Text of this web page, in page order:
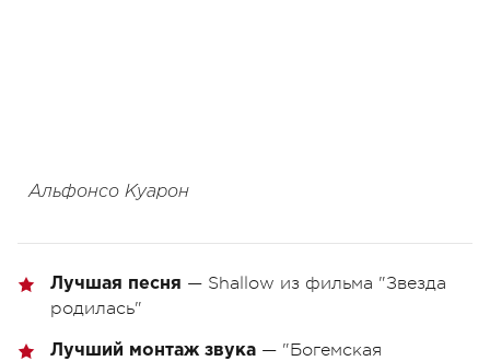
Альфонсо Куарон
Лучшая песня — Shallow из фильма "Звезда
родилась"
Лучший монтаж звука — "Богемская